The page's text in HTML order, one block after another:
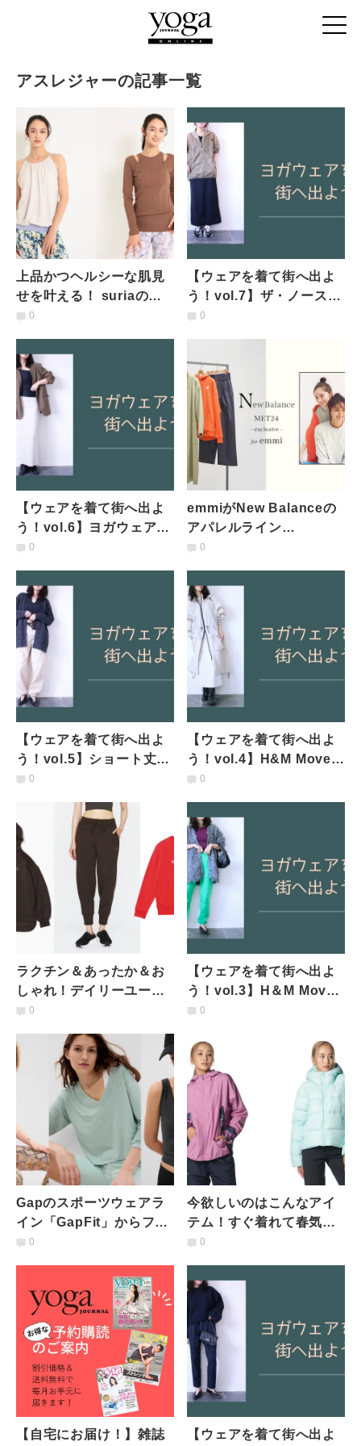
アスレジャーの記事一覧
上品かつヘルシーな肌見
せを叶える！ suriaの新
作トップスに注目
0
【ウェアを着て街へ出よ
う！vol.7】ザ・ノース・
フェイスの新作アウター
0
【ウェアを着て街へ出よ
う！vol.6】ヨガウェアブ
ランドのインナーが優秀
0
emmiがNew Balanceの
アパレルライン
「MET24」との初のウェ
0
【ウェアを着て街へ出よ
う！vol.5】ショート丈の
スポーツトップスが普段
0
【ウェアを着て街へ出よ
う！vol.4】H&M Moveで
見つけたデザイン性も機
0
ラクチン＆あったか＆お
しゃれ！デイリーユース
に最適なスウェットアイ
0
【ウェアを着て街へ出よ
う！vol.3】H＆M Move
で見つけたカラフルトッ
0
Gapのスポーツウェアラ
イン「GapFit」からファ
ッショナブルなウェアが
0
今欲しいのはこんなアイ
テム！すぐ着れて春気分
を先取りできるアンダー
ム
0
【自宅にお届け！】雑誌 【ウェアを着て街へ出よ